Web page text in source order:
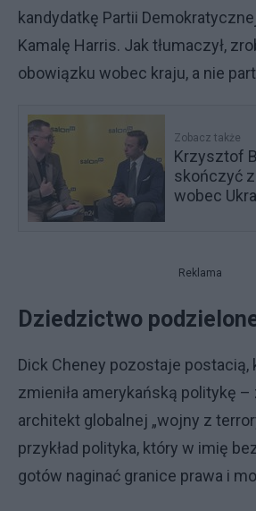
kandydatkę Partii
Kamalę Harris. Jak tłumaczył,
obowiązku wobec kraju, a nie
Zobacz także
Krzysztof
skończyć
wobec
Reklama
Dziedzictwo
Dick Cheney pozostaje postacią,
zmieniła amerykańską politykę
architekt globalnej „wojny z
przykład polityka, który w imię
gotów naginać granice prawa i